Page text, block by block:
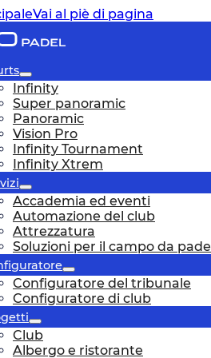
Vai al piè di pagina
Infinity
Super panoramic
Panoramic
Vision Pro
Infinity Tournament
Infinity Xtrem
Accademia ed eventi
Automazione del club
Attrezzatura
Soluzioni per il campo da
Configuratore del tribunale
Configuratore di club
Club
Albergo e ristorante